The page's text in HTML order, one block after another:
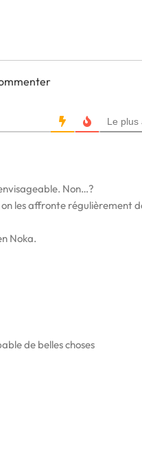
Le plus
Non…?
les affronte régulièrement
Noka.
de belles choses